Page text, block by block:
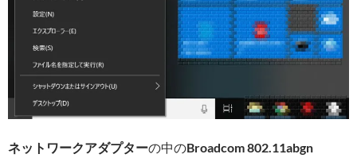
ネットワークアダプターの中のBroadcom 802.11abgn